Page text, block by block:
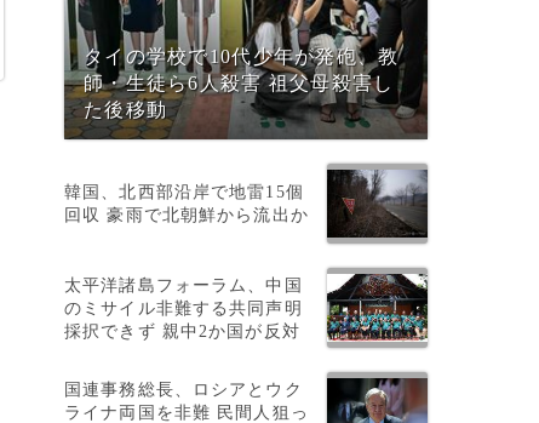
タイの学校で10代少年が発砲、教
師・生徒ら6人殺害 祖父母殺害し
た後移動
韓国、北西部沿岸で地雷15個
回収 豪雨で北朝鮮から流出か
太平洋諸島フォーラム、中国
のミサイル非難する共同声明
採択できず 親中2か国が反対
国連事務総長、ロシアとウク
ライナ両国を非難 民間人狙っ